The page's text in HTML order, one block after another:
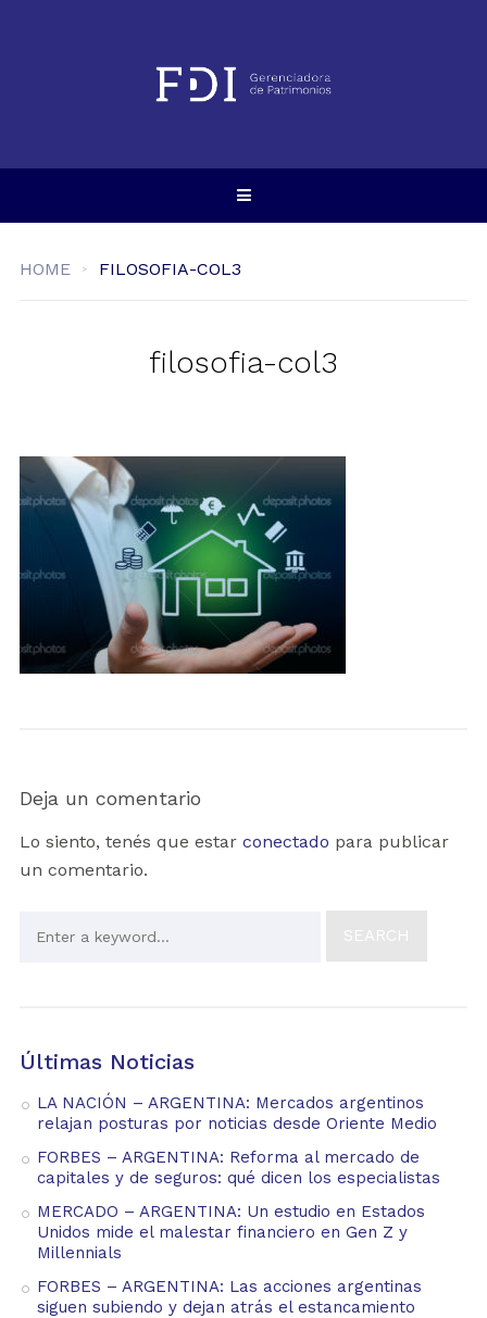
HOME FILOSOFIA-COL3
filosofia-col3
Deja un comentario
Lo siento, tenés que estar conectado para publicar
un comentario.
Últimas Noticias
LA NACIÓN – ARGENTINA: Mercados argentinos
relajan posturas por noticias desde Oriente Medio
FORBES – ARGENTINA: Reforma al mercado de
capitales y de seguros: qué dicen los especialistas
MERCADO – ARGENTINA: Un estudio en Estados
Unidos mide el malestar financiero en Gen Z y
Millennials
FORBES – ARGENTINA: Las acciones argentinas
siguen subiendo y dejan atrás el estancamiento